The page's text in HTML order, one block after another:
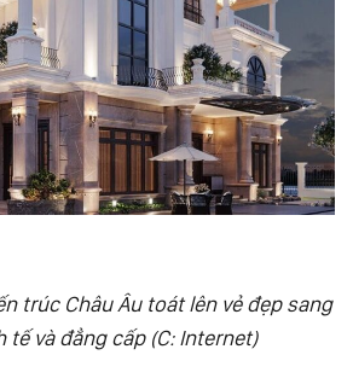
trúc Châu Âu toát lên vẻ đẹp sang
tế và đẳng cấp (C: Internet)